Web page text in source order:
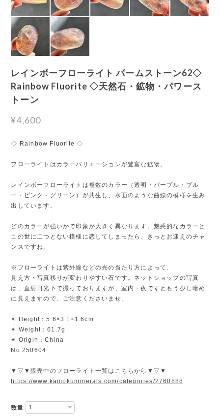
レインボーフローライト パームストーン62◇
Rainbow Fluorite ◇天然石・鉱物・パワース
トーン
¥4,600
◇ Rainbow Fluorite ◇
フローライトはカラーバリエーションが豊富な鉱物。
レインボーフローライトは複数のカラー（透明・パープル・ブル
ー・ピンク・グリーン）が共生し、水面のような曲線の模様を生み
出しています。
どのカラーが強いかで印象が大きく異なります。魅惑的なカラーと
この世に二つとない模様に恋してしまったら、きっとお迎えのチャ
ンスですね。
※フローライトは紫外線などの光の当たり方によって、
見え方・写真移りが変わりやすい石です。ネットショップの写真
は、直射日光下で撮っておりますが、室内・夜ですともう少し暗め
に見えますので、ご注意くださいませ。
✴︎ Height：5.6×3.1×1.6cm
✴︎ Weight：61.7g
✴︎ Origin：China
No.250604
▼▽▼販売中のフローライト一覧はこちらから▼▽▼
https://www.kamokuminerals.com/categories/2760888
数量